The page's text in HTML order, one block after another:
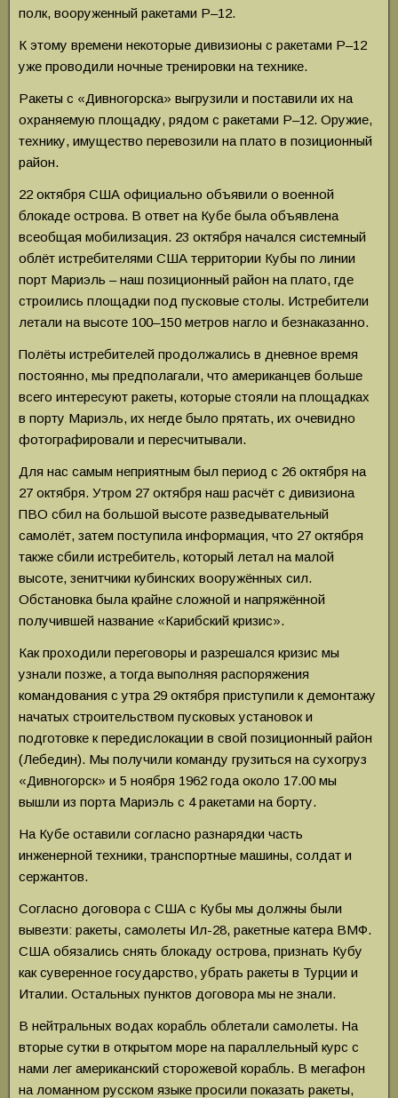
полк, вооруженный ракетами Р–12.
К этому времени некоторые дивизионы с ракетами Р–12
уже проводили ночные тренировки на технике.
Ракеты с «Дивногорска» выгрузили и поставили их на
охраняемую площадку, рядом с ракетами Р–12. Оружие,
технику, имущество перевозили на плато в позиционный
район.
22 октября США официально объявили о военной
блокаде острова. В ответ на Кубе была объявлена
всеобщая мобилизация. 23 октября начался системный
облёт истребителями США территории Кубы по линии
порт Мариэль – наш позиционный район на плато, где
строились площадки под пусковые столы. Истребители
летали на высоте 100–150 метров нагло и безнаказанно.
Полёты истребителей продолжались в дневное время
постоянно, мы предполагали, что американцев больше
всего интересуют ракеты, которые стояли на площадках
в порту Мариэль, их негде было прятать, их очевидно
фотографировали и пересчитывали.
Для нас самым неприятным был период с 26 октября на
27 октября. Утром 27 октября наш расчёт с дивизиона
ПВО сбил на большой высоте разведывательный
самолёт, затем поступила информация, что 27 октября
также сбили истребитель, который летал на малой
высоте, зенитчики кубинских вооружённых сил.
Обстановка была крайне сложной и напряжённой
получившей название «Карибский кризис».
Как проходили переговоры и разрешался кризис мы
узнали позже, а тогда выполняя распоряжения
командования с утра 29 октября приступили к демонтажу
начатых строительством пусковых установок и
подготовке к передислокации в свой позиционный район
(Лебедин). Мы получили команду грузиться на сухогруз
«Дивногорск» и 5 ноября 1962 года около 17.00 мы
вышли из порта Мариэль с 4 ракетами на борту.
На Кубе оставили согласно разнарядки часть
инженерной техники, транспортные машины, солдат и
сержантов.
Согласно договора с США с Кубы мы должны были
вывезти: ракеты, самолеты Ил-28, ракетные катера ВМФ.
США обязались снять блокаду острова, признать Кубу
как суверенное государство, убрать ракеты в Турции и
Италии. Остальных пунктов договора мы не знали.
В нейтральных водах корабль облетали самолеты. На
вторые сутки в открытом море на параллельный курс с
нами лег американский сторожевой корабль. В мегафон
на ломанном русском языке просили показать ракеты,